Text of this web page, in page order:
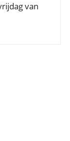
van